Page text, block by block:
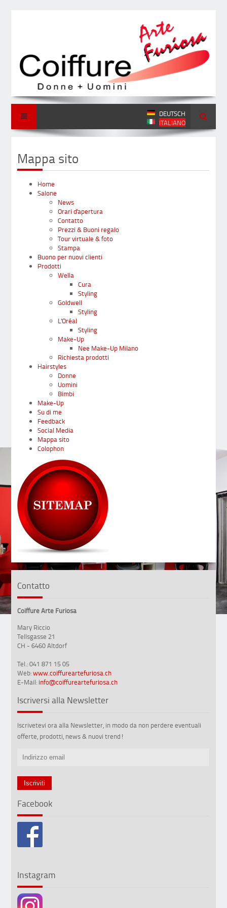
DEUTSCH
ITALIANO
Mappa sito
Home
Salone
News
Orari d'apertura
Contatto
Prezzi & Buoni regalo
Tour virtuale & foto
Stampa
Buono per nuovi clienti
Prodotti
Wella
Cura
Styling
Goldwell
Styling
L'Oréal
Styling
Make-Up
Nee Make-Up Milano
Richiesta prodotti
Hairstyles
Donne
Uomini
Bimbi
Make-Up
Su di me
Feedback
Social Media
Mappa sito
Colophon
Contatto
Coiffure Arte Furiosa
Mary Riccio
Tellsgasse 21
CH - 6460 Altdorf
Tel.: 041 871 15 05
Web:www.coiffureartefuriosa.ch
E-Mail: info@coiffureartefuriosa.ch
Iscriversi alla Newsletter
Iscrivetevi ora alla Newsletter, in modo da non perdere eventuali
offerte, prodotti, news & nuovi trend!
Facebook
Instagram